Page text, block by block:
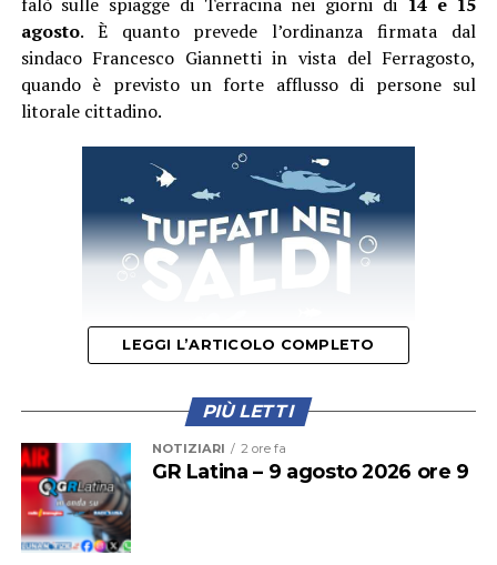
agosto. È quanto prevede l’ordinanza firmata dal
sindaco Francesco Giannetti in vista del Ferragosto,
quando è previsto un forte afflusso di persone sul
litorale cittadino.
Il provvedimento disciplina anche la somministrazione
di bevande alcoliche e le attività di intrattenimento
musicale e danzante, con l’obiettivo di prevenire
situazioni di criticità legate agli assembramenti e
all’utilizzo improprio delle spiagge.
LEGGI L’ARTICOLO COMPLETO
PIÙ LETTI
NOTIZIARI 2 ore fa
GR Latina – 9 agosto 2026 ore 9